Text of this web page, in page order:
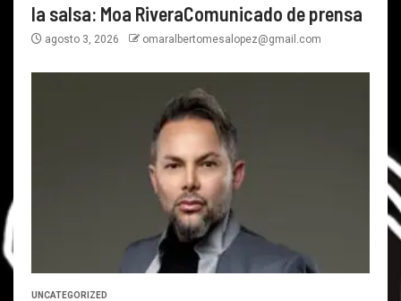
la salsa: Moa RiveraComunicado de prensa
agosto 3, 2026 omaralbertomesalopez@gmail.com
UNCATEGORIZED